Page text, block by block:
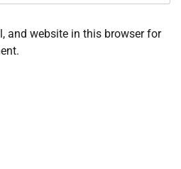
and website in this browser for